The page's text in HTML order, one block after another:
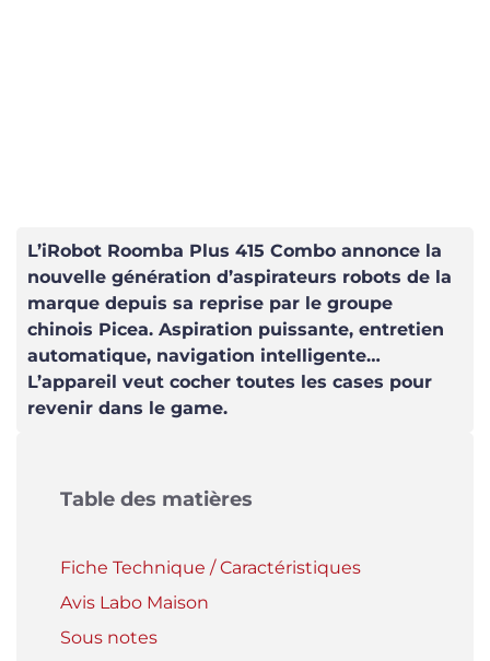
L’iRobot Roomba Plus 415 Combo annonce la
nouvelle génération d’aspirateurs robots de la
marque depuis sa reprise par le groupe
chinois Picea. Aspiration puissante, entretien
automatique, navigation intelligente…
L’appareil veut cocher toutes les cases pour
revenir dans le game.
Table des matières
Fiche Technique / Caractéristiques
Avis Labo Maison
Sous notes